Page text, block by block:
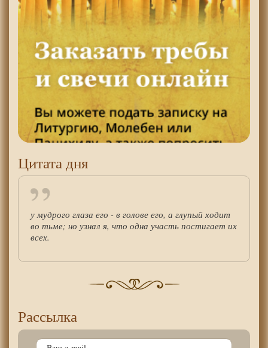
Цитата дня
у мудрого глаза его - в голове его, а глупый ходит
во тьме; но узнал я, что одна участь постигает их
всех.
Рассылка